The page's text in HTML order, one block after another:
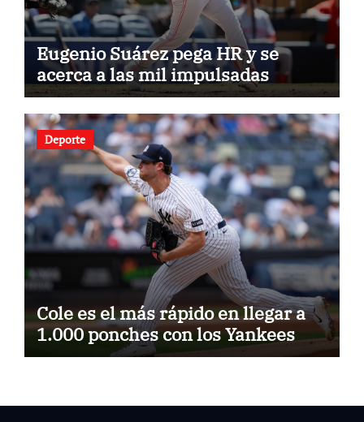
Eugenio Suárez pega HR y se
acerca a las mil impulsadas
Deporte
Cole es el más rápido en llegar a
1.000 ponches con los Yankees